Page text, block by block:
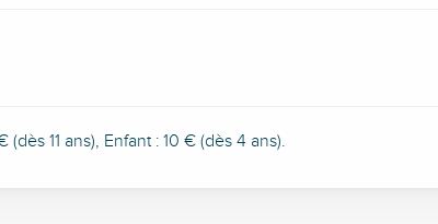
(dès 11 ans), Enfant : 10 € (dès 4 ans).